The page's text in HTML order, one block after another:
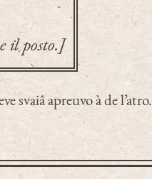
il posto.]
svaiâ apreuvo à de l’atro.